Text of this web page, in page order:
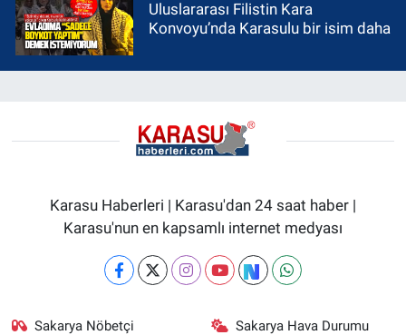
Uluslararası Filistin Kara
Konvoyu’nda Karasulu bir isim daha
Karasu Haberleri | Karasu'dan 24 saat haber |
Karasu'nun en kapsamlı internet medyası
Sakarya Nöbetçi
Sakarya Hava Durumu